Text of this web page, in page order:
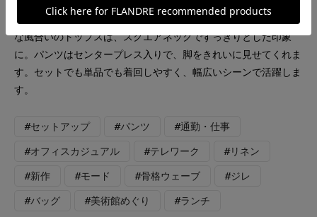
号 ミニマルスタイルが叶う、大人のセットアップ。ナチュラル
な風合いのトップスは、スクエアネックですっきりとした印象
に。パンツはセンタープレス入りで、脚をきれいに見せてくれま
す。セットでも単品でも着回しやすく、幅広いシーンで活躍しま
す。
#セットアップ #パンツ #通勤・仕事
#オフィスカジュアル #テレワーク #リネン
#新作 #モード #骨格ウェーブ #ジレ
#バッグ #美術館めぐり #ランチ